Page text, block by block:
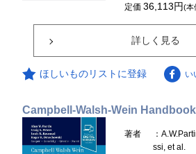
定価36,113円(本
詳しく見る
ほしいものリストに登録 い
Campbell-Walsh-Wein
著者
：
ssi, et al.